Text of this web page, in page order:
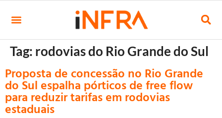
Tag: rodovias do Rio Grande do Sul
Proposta de concessão no Rio Grande
do Sul espalha pórticos de free flow
para reduzir tarifas em rodovias
estaduais